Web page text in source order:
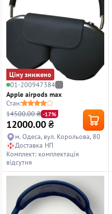
Ціну знижено
01-200947384
Apple airpods max
Стан:
14500.00 ₴ -17%
12000.00₴
м. Одеса, вул. Корольова, 80
Доставка НП
Комплект: комплектація
відсутня